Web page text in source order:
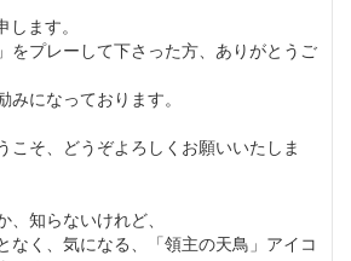
ます。
をプレーして下さった方、ありがとうご
みになっております。
こそ、どうぞよろしくお願いいたしま
知らないけれど、
なく、気になる、「領主の天鳥」アイコ